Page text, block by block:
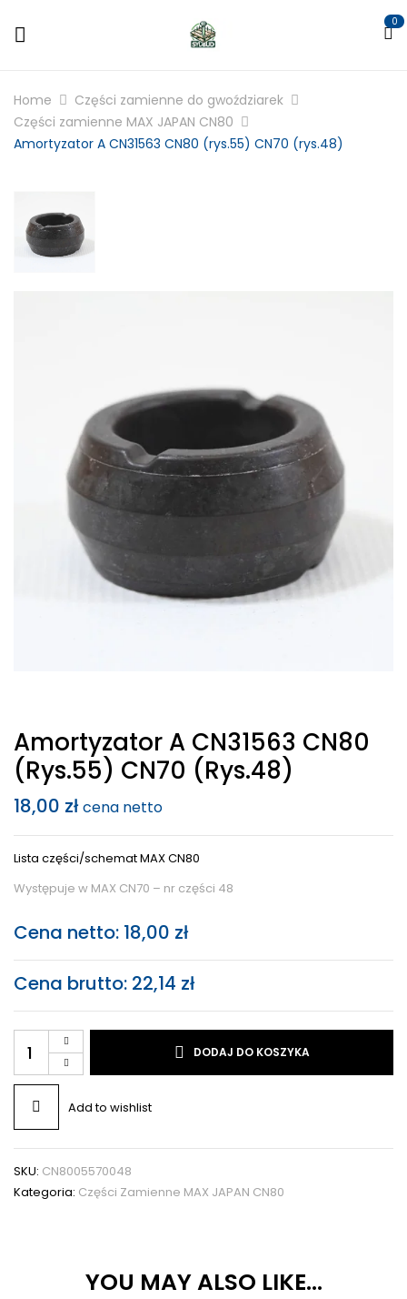
0
Home
Części zamienne do gwoździarek
Części zamienne MAX JAPAN CN80
Amortyzator A CN31563 CN80 (rys.55) CN70 (rys.48)
Amortyzator A CN31563 CN80
(rys.55) CN70 (rys.48)
18,00 zł cena netto
Lista części/schemat MAX CN80
Występuje w MAX CN70 – nr części 48
Cena netto: 18,00 zł
Cena brutto: 22,14 zł
DODAJ DO KOSZYKA
Add to wishlist
SKU: CN8005570048
Kategoria: Części Zamienne MAX JAPAN CN80
YOU MAY ALSO LIKE…